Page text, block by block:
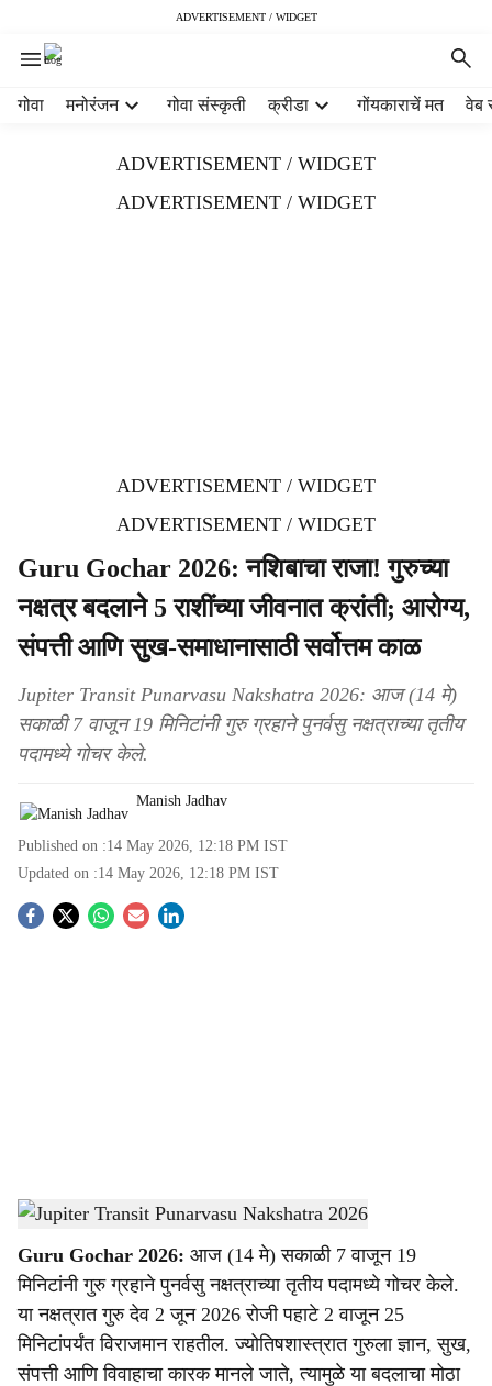
ADVERTISEMENT / WIDGET
गोवा मनोरंजन गोवा संस्कृती क्रीडा गोंयकाराचें मत वेब
ADVERTISEMENT / WIDGET
ADVERTISEMENT / WIDGET
ADVERTISEMENT / WIDGET
ADVERTISEMENT / WIDGET
Guru Gochar 2026: नशिबाचा राजा! गुरुच्या
नक्षत्र बदलाने 5 राशींच्या जीवनात क्रांती; आरोग्य,
संपत्ती आणि सुख-समाधानासाठी सर्वोत्तम काळ
Jupiter Transit Punarvasu Nakshatra 2026: आज (14 मे)
सकाळी 7 वाजून 19 मिनिटांनी गुरु ग्रहाने पुनर्वसु नक्षत्राच्या तृतीय
पदामध्ये गोचर केले.
Manish Jadhav
Published on :14 May 2026, 12:18 PM IST
Updated on :14 May 2026, 12:18 PM IST
S
a
r
e
Guru Gochar 2026-Dainik Gomantak
Guru Gochar 2026: आज (14 मे) सकाळी 7 वाजून 19
मिनिटांनी गुरु ग्रहाने पुनर्वसु नक्षत्राच्या तृतीय पदामध्ये गोचर केले.
या नक्षत्रात गुरु देव 2 जून 2026 रोजी पहाटे 2 वाजून 25
मिनिटांपर्यंत विराजमान राहतील. ज्योतिषशास्त्रात गुरुला ज्ञान, सुख,
संपत्ती आणि विवाहाचा कारक मानले जाते, त्यामुळे या बदलाचा मोठा